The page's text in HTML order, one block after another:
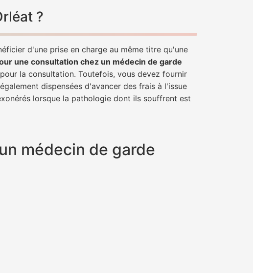
?
d'une prise en charge au même titre qu'une
une consultation chez un médecin de garde
la consultation. Toutefois, vous devez fournir
dispensées d'avancer des frais à l'issue
lorsque la pathologie dont ils souffrent est
médecin de garde